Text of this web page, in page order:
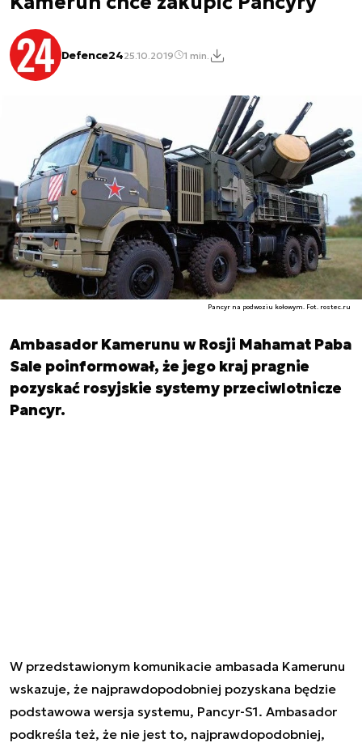
Defence2425.10.2019 1 min.
Pancyr na podwoziu kołowym. Fot. rostec.ru
Ambasador Kamerunu w Rosji Mahamat Paba
Sale poinformował, że jego kraj pragnie
pozyskać rosyjskie systemy przeciwlotnicze
Pancyr.
W przedstawionym komunikacie ambasada Kamerunu
wskazuje, że najprawdopodobniej pozyskana będzie
podstawowa wersja systemu, Pancyr-S1. Ambasador
podkreśla też, że nie jest to, najprawdopodobniej,